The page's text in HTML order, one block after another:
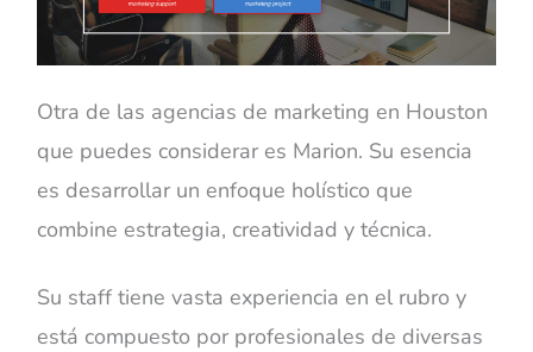
Otra de las agencias de marketing en Houston
que puedes considerar es Marion. Su esencia
es desarrollar un enfoque holístico que
combine estrategia, creatividad y técnica.
Su staff tiene vasta experiencia en el rubro y
está compuesto por profesionales de diversas